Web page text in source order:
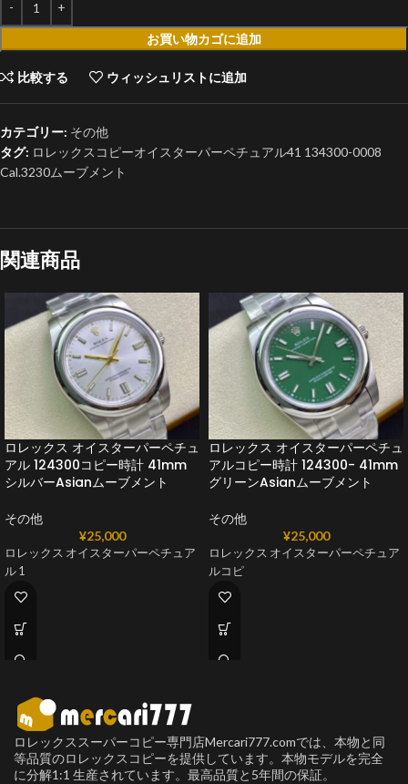
お買い物カゴに追加
比較する ウィッシュリストに追加
カテゴリー: その他
タグ: ロレックスコピーオイスターパーペチュアル41 134300-0008
Cal.3230ムーブメント
関連商品
ロレックス オイスターパーペチュ
アル 124300コピー時計 41mm
シルバーAsianムーブメント
その他
¥25,000
ロレックス オイスターパーペチュア
ル 1
ロレックス オイスターパーペチュ
アルコピー時計 124300- 41mm
グリーンAsianムーブメント
その他
¥25,000
ロレックス オイスターパーペチュア
ルコピ
ロレックススーパーコピー専門店Mercari777.comでは、本物と同
等品質のロレックスコピーを提供しています。本物モデルを完全
に分解1:1 生産されています。最高品質と5年間の保証。